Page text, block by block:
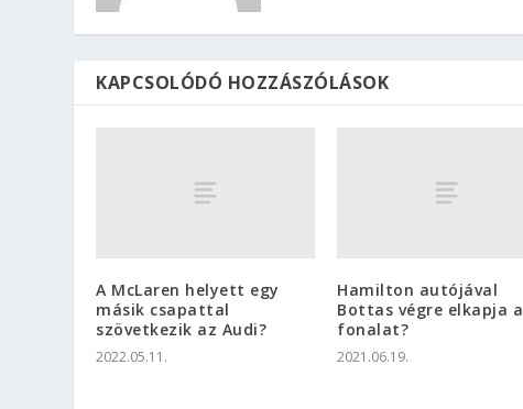
KAPCSOLÓDÓ HOZZÁSZÓLÁSOK
A McLaren helyett egy
másik csapattal
szövetkezik az Audi?
2022.05.11.
Hamilton autójával
Bottas végre elkapja a
fonalat?
2021.06.19.